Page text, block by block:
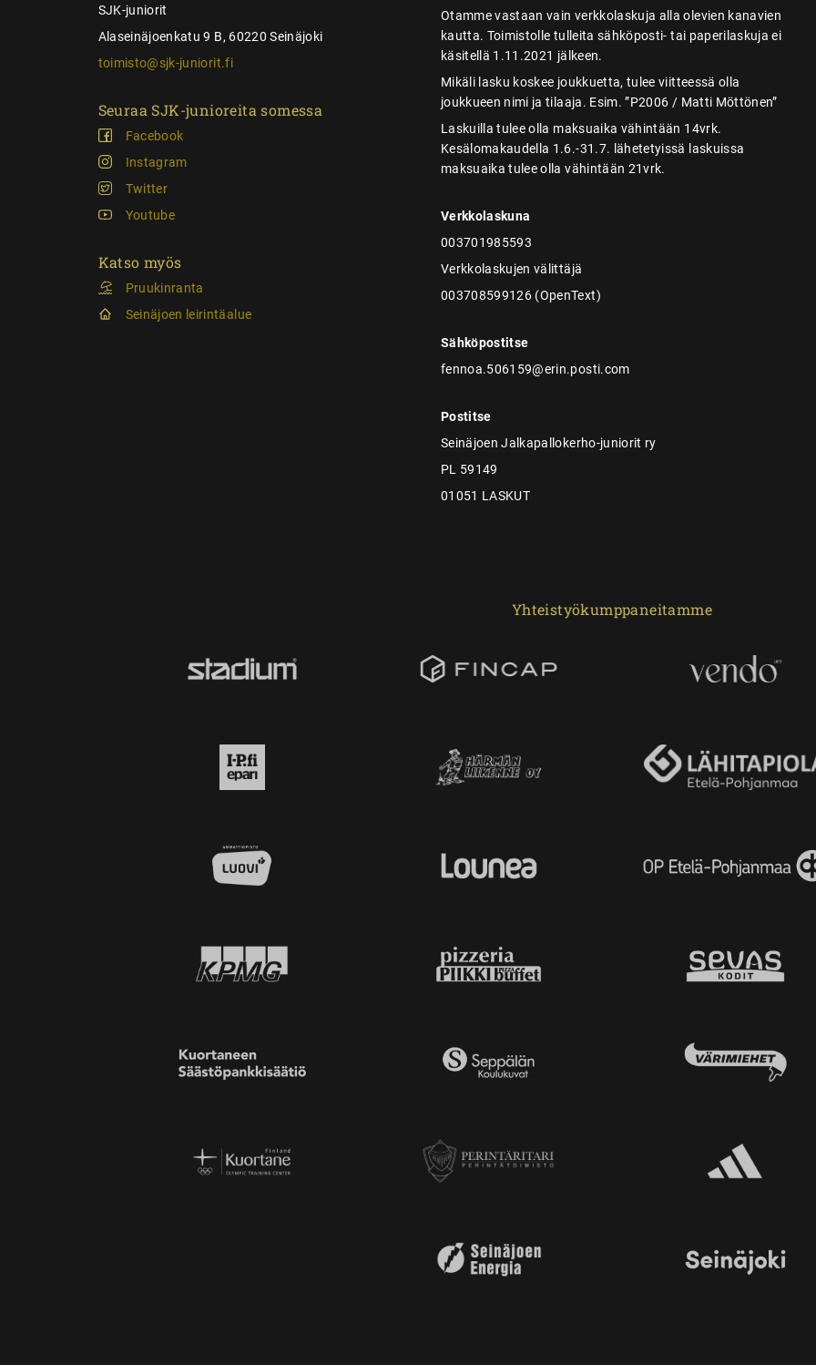
SJK-juniorit
Alaseinäjoenkatu 9 B, 60220 Seinäjoki
toimisto@sjk-juniorit.fi
Seuraa SJK-junioreita somessa
Facebook
Instagram
Twitter
Youtube
Katso myös
Pruukinranta
Seinäjoen leirintäalue
Otamme vastaan vain verkkolaskuja alla olevien kanavien
kautta. Toimistolle tulleita sähköposti- tai paperilaskuja ei
käsitellä 1.11.2021 jälkeen.
Mikäli lasku koskee joukkuetta, tulee viitteessä olla
joukkueen nimi ja tilaaja. Esim. ”P2006 / Matti Möttönen”
Laskuilla tulee olla maksuaika vähintään 14vrk.
Kesälomakaudella 1.6.-31.7. lähetetyissä laskuissa
maksuaika tulee olla vähintään 21vrk.
Verkkolaskuna
003701985593
Verkkolaskujen välittäjä
003708599126 (OpenText)
Sähköpostitse
fennoa.506159@erin.posti.com
Postitse
Seinäjoen Jalkapallokerho-juniorit ry
PL 59149
01051 LASKUT
Yhteistyökumppaneitamme